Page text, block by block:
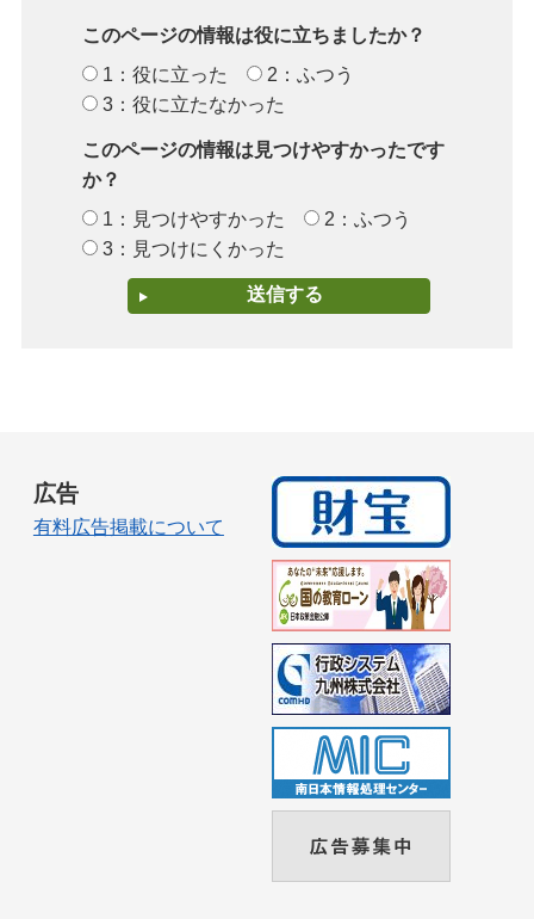
このページの情報は役に立ちましたか？
1：役に立った
2：ふつう
3：役に立たなかった
このページの情報は見つけやすかったです
か？
1：見つけやすかった
2：ふつう
3：見つけにくかった
広告
有料広告掲載について